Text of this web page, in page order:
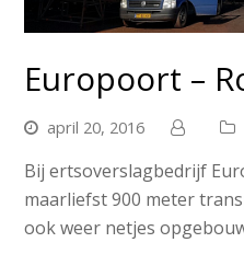
Europoort –
april 20, 2016
Bij ertsoverslagbedrijf
maarliefst 900 meter
ook weer netjes